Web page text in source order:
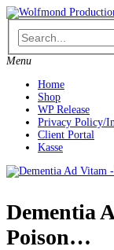
Skip
to
content
Menu
Home
Shop
WP Release
Privacy Policy/
Client Portal
Kasse
Dementia
Poison…